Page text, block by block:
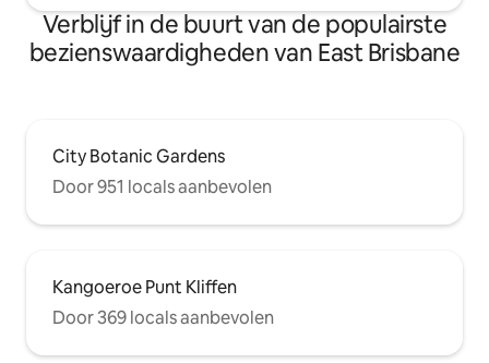
Verblijf in de buurt van de populairste
bezienswaardigheden van East Brisbane
City Botanic Gardens
Door 951 locals aanbevolen
Kangoeroe Punt Kliffen
Door 369 locals aanbevolen